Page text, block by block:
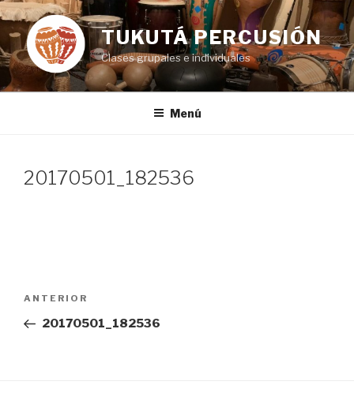
Ir
contenido
TUKUTÁ PERCUSIÓN
Clases grupales e individuales
Menú
20170501_182536
entradas
Entrada
anterior:
ANTERIOR
20170501_182536